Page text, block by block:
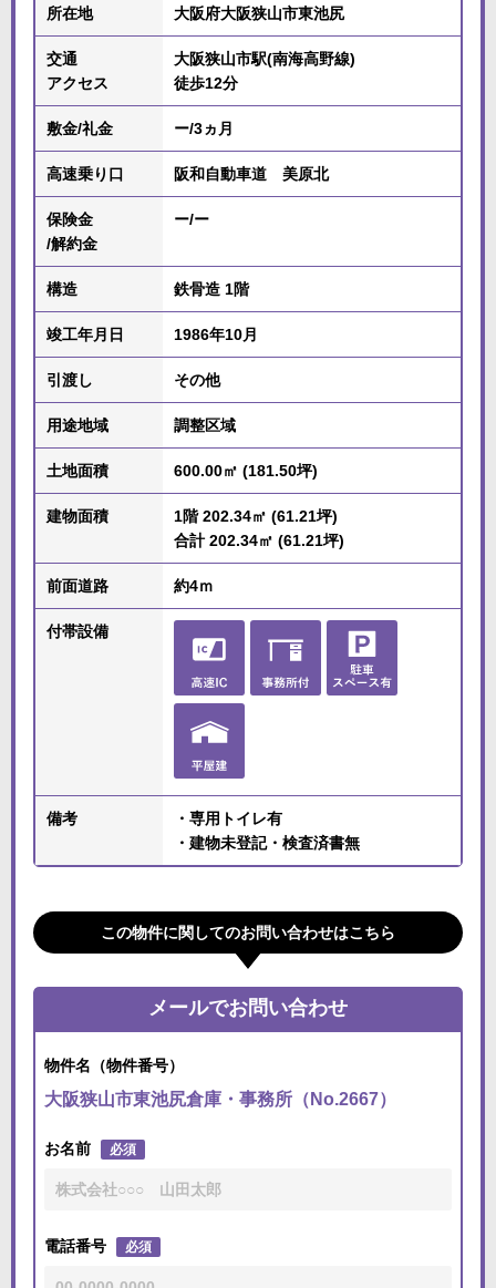
所在地 大阪府大阪狭山市東池尻
交通
アクセス
大阪狭山市駅(南海高野線)
徒歩12分
敷金/礼金 ー/3ヵ月
高速乗り口 阪和自動車道 美原北
保険金
/解約金
ー/ー
構造 鉄骨造 1階
竣工年月日 1986年10月
引渡し その他
用途地域 調整区域
土地面積 600.00㎡ (181.50坪)
建物面積
1階 202.34㎡ (61.21坪)
合計 202.34㎡ (61.21坪)
前面道路 約4ｍ
付帯設備
備考
・専用トイレ有
・建物未登記・検査済書無
この物件に関してのお問い合わせはこちら
メールでお問い合わせ
物件名（物件番号）
大阪狭山市東池尻倉庫・事務所（No.2667）
お名前 必須
電話番号 必須